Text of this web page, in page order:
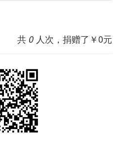
共 0 人次，捐赠了￥0元